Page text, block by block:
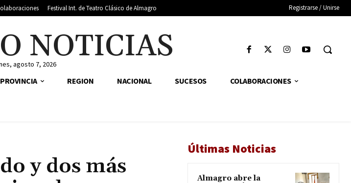
Festival Int. de Teatro Clásico de Almagro Registrarse / Unirse
NOTICIAS
agosto 7, 2026
PROVINCIA REGION NACIONAL SUCESOS COLABORACIONES
y dos más
Últimas Noticias
Almagro abre la